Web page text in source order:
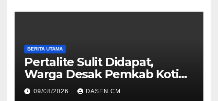
BERITA UTAMA
Pertalite Sulit Didapat,
Warga Desak Pemkab Kotim
Segera Cari Solusi, Jangan
09/08/2026 DASEN CM